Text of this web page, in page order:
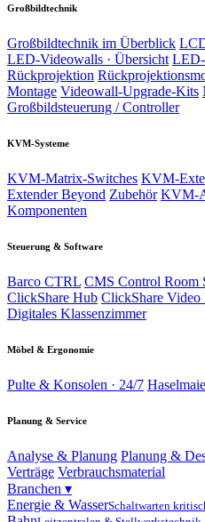
Großbildtechnik
Großbildtechnik im Überblick
LED-Videowalls · Übersicht LED-
Rückprojektion
Montage Videowall-Upgrade-Kits
Großbildsteuerung / Controller
KVM-Systeme
KVM-Matrix-Switches KVM-
Extender Beyond Zubehör KVM-
Komponenten
Steuerung & Software
Barco CTRL CMS Control Room
ClickShare Hub ClickShare Video
Digitales Klassenzimmer
Möbel & Ergonomie
Pulte & Konsolen · 24/7
Planung & Service
Analyse & Planung Planung &
Verträge Verbrauchsmaterial
Branchen ▾
Energie & WasserSchaltwarten